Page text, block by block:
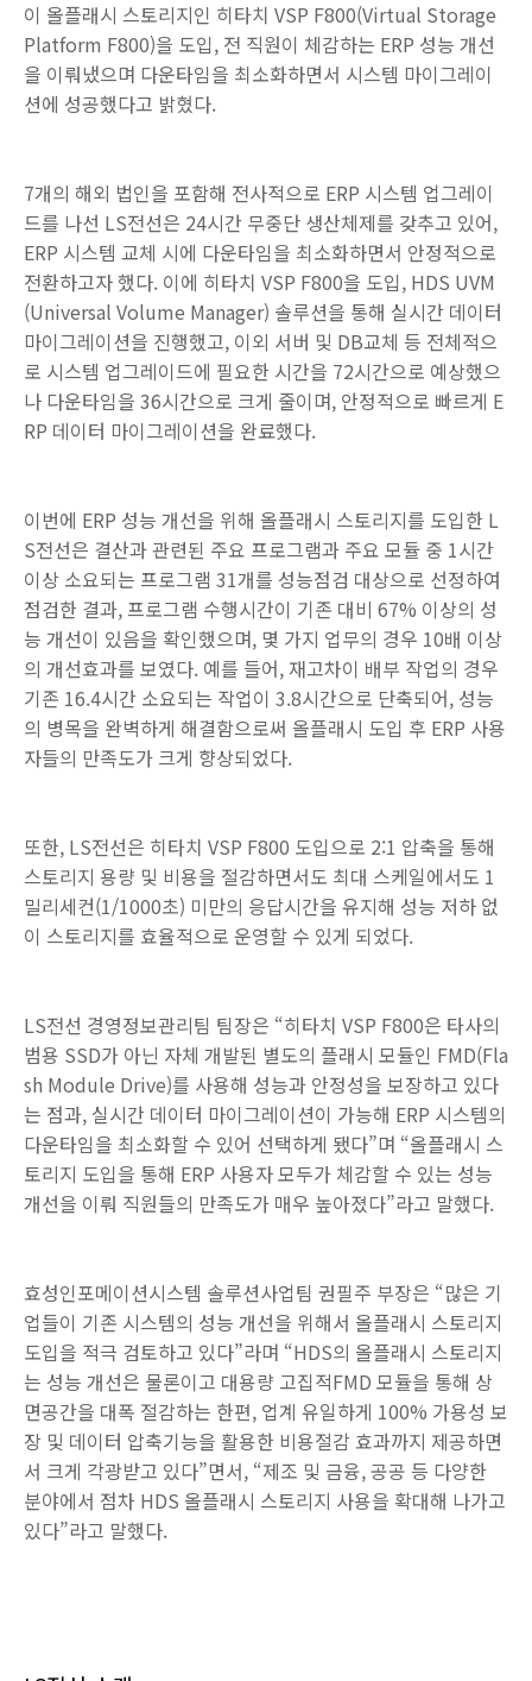
이 올플래시 스토리지인 히타치 VSP F800(Virtual Storage
Platform F800)을 도입, 전 직원이 체감하는 ERP 성능 개선
을 이뤄냈으며 다운타임을 최소화하면서 시스템 마이그레이
션에 성공했다고 밝혔다.
7개의 해외 법인을 포함해 전사적으로 ERP 시스템 업그레이
드를 나선 LS전선은 24시간 무중단 생산체제를 갖추고 있어,
ERP 시스템 교체 시에 다운타임을 최소화하면서 안정적으로
전환하고자 했다. 이에 히타치 VSP F800을 도입, HDS UVM
(Universal Volume Manager) 솔루션을 통해 실시간 데이터
마이그레이션을 진행했고, 이외 서버 및 DB교체 등 전체적으
로 시스템 업그레이드에 필요한 시간을 72시간으로 예상했으
나 다운타임을 36시간으로 크게 줄이며, 안정적으로 빠르게 E
RP 데이터 마이그레이션을 완료했다.
이번에 ERP 성능 개선을 위해 올플래시 스토리지를 도입한 L
S전선은 결산과 관련된 주요 프로그램과 주요 모듈 중 1시간
이상 소요되는 프로그램 31개를 성능점검 대상으로 선정하여
점검한 결과, 프로그램 수행시간이 기존 대비 67% 이상의 성
능 개선이 있음을 확인했으며, 몇 가지 업무의 경우 10배 이상
의 개선효과를 보였다. 예를 들어, 재고차이 배부 작업의 경우
기존 16.4시간 소요되는 작업이 3.8시간으로 단축되어, 성능
의 병목을 완벽하게 해결함으로써 올플래시 도입 후 ERP 사용
자들의 만족도가 크게 향상되었다.
또한, LS전선은 히타치 VSP F800 도입으로 2:1 압축을 통해
스토리지 용량 및 비용을 절감하면서도 최대 스케일에서도 1
밀리세컨(1/1000초) 미만의 응답시간을 유지해 성능 저하 없
이 스토리지를 효율적으로 운영할 수 있게 되었다.
LS전선 경영정보관리팀 팀장은 “히타치 VSP F800은 타사의
범용 SSD가 아닌 자체 개발된 별도의 플래시 모듈인 FMD(Fla
sh Module Drive)를 사용해 성능과 안정성을 보장하고 있다
는 점과, 실시간 데이터 마이그레이션이 가능해 ERP 시스템의
다운타임을 최소화할 수 있어 선택하게 됐다”며 “올플래시 스
토리지 도입을 통해 ERP 사용자 모두가 체감할 수 있는 성능
개선을 이뤄 직원들의 만족도가 매우 높아졌다”라고 말했다.
효성인포메이션시스템 솔루션사업팀 권필주 부장은 “많은 기
업들이 기존 시스템의 성능 개선을 위해서 올플래시 스토리지
도입을 적극 검토하고 있다”라며 “HDS의 올플래시 스토리지
는 성능 개선은 물론이고 대용량 고집적FMD 모듈을 통해 상
면공간을 대폭 절감하는 한편, 업계 유일하게 100% 가용성 보
장 및 데이터 압축기능을 활용한 비용절감 효과까지 제공하면
서 크게 각광받고 있다”면서, “제조 및 금융, 공공 등 다양한
분야에서 점차 HDS 올플래시 스토리지 사용을 확대해 나가고
있다”라고 말했다.